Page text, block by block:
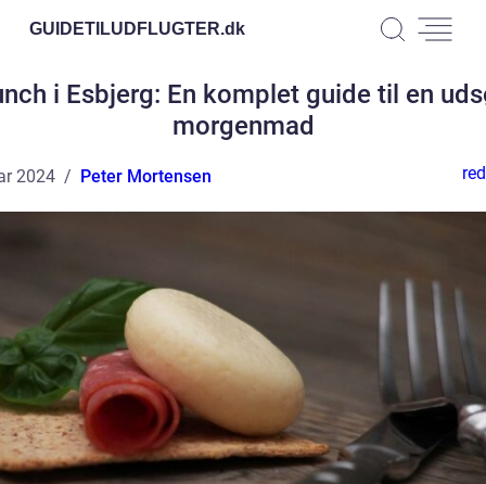
GUIDETILUDFLUGTER.dk
i Esbjerg: En komplet guide til en
morgenmad
2024 Peter Mortensen